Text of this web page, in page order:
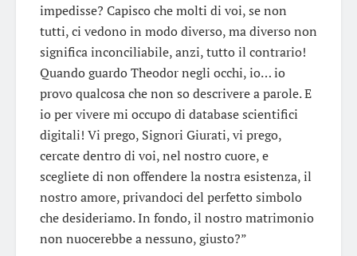
impedisse? Capisco che molti di voi, se non
tutti, ci vedono in modo diverso, ma diverso non
significa inconciliabile, anzi, tutto il contrario!
Quando guardo Theodor negli occhi, io… io
provo qualcosa che non so descrivere a parole. E
io per vivere mi occupo di database scientifici
digitali! Vi prego, Signori Giurati, vi prego,
cercate dentro di voi, nel nostro cuore, e
scegliete di non offendere la nostra esistenza, il
nostro amore, privandoci del perfetto simbolo
che desideriamo. In fondo, il nostro matrimonio
non nuocerebbe a nessuno, giusto?”